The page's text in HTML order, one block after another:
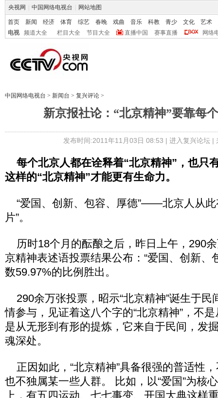
央视网 中国网络电视台 网站地图
首页 新闻 经济 体育 综艺 春晚 戏曲 音乐 科教 青少 文化
艺术
电视
频道大全 栏目大全 节目大全 直播中国 赛事直播 网络
中国网络电视台 > 新闻台 > 复兴评论 >
新京报社论：“北京精神”要靠每
发布时间:2011年11月03日 08:53 | 进入复兴论坛|
每个北京人都在诠释着“北京精神”，也只
这样的“北京精神”才能更有生命力。
“爱国、创新、包容、厚德”——北京人从此
片”。
历时18个月的酝酿之后，昨日上午，290
京精神表述语投票结果公布：“爱国、创新、
数59.97%的比例胜出。
290余万张投票，昭示“北京精神”诞生于民
情参与，见证着这八个字的“北京精神”，不
是从无形到有形的提炼，它来自于民间，发
魂深处。
正因如此，“北京精神”具备很强的普适性
也不独属某一些人群。 比如，以“爱国”为核
上，有五四运动、七七事变、开国大典这样